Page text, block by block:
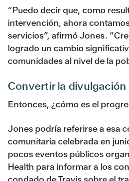
“Puedo decir que, como
intervención, ahora
servicios”, afirmó Jones.
logrado un cambio
comunidades al nivel de la
Convertir la
Entonces, ¿cómo es el
Jones podría referirse a esa
comunitaria celebrada en
pocos eventos públicos
Health para informar a los